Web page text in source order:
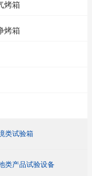
烤箱
烤箱
类试验箱
类产品试验设备